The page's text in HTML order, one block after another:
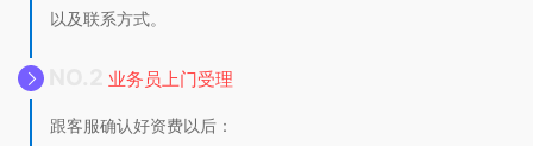
以及联系方式。
业务员上门受理
跟客服确认好资费以后：